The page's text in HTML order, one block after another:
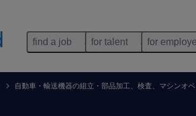
find a job for talent for
自動車・輸送機器の組立・部品加工、検査、マシンオ